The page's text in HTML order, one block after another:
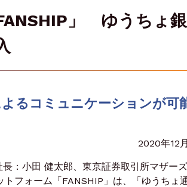
」 ゆうちょ
るコミュニケーションが可
2020年12
：小田 健太郎、東京証券取引所マザーズ
フォーム「FANSHIP」は、「ゆうちょ